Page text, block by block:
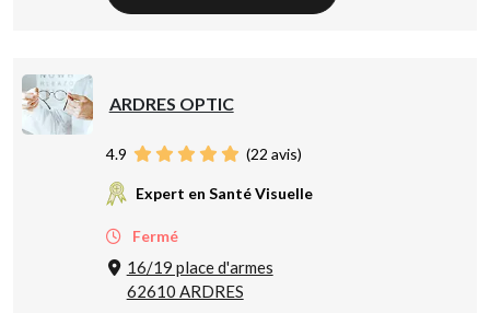
ARDRES OPTIC
4.9 (22 avis)
Expert en Santé Visuelle
Fermé
16/19 place d'armes
62610 ARDRES